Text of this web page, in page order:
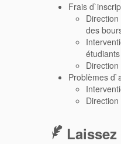
Frais
des
Problèmes